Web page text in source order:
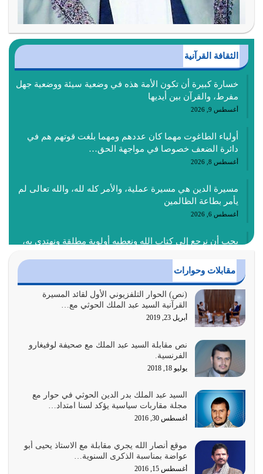
الثقافة القرآنية
خسارة كبيرة أن تكون الأمة هذه في وضعية سيئة ووضعية جهل
مفرط، والقرآن بين أيديها
أغسطس 9, 2026
أولياء الطاغوت مهما كان عددهم ومهما بلغت قوتهم هم في
دائرة الضعف خصوصا في مواجهة الحق…
أغسطس 8, 2026
مسيرة الدين هي مسيرة عملية، والأمر كله لله، والله تعالى لم
يأمر بطاعة الظالمين
أغسطس 6, 2026
يجب أن نرجع إلى كتاب الله ونعطيه أولوية مطلقة ونهتدي به،
أغسطس 4, 2026
عندما لم تؤخذ منهجية تعليم الناس من خلال القرآن الكريم
حصل ضياع للأمة وضياع للأجيال
أغسطس 3, 2026
الغاية من الصلاة هو ذكر الله (أقم الصلاة لذكري) إضافة إلى
{وَأَعِدُّوا لَهُمْ مَا…
أغسطس 2, 2026
السبب الرئيسي لشقاء الأمة الابتعاد عن كتاب الله والتعدي
لحدود الله بالإضافات للدين
أغسطس 1, 2026
أبرز أسباب الشقاء هو الإعراض عن ذكر الله وعن هدى الله
المتمثل في القرآن الكريم
مقابلات وحوارات
(نص) الحوار التلفزيوني الأول لقائد المسيرة
القرآنية السيد عبد الملك الحوثي مع…
أبريل 23, 2019
نص مقابلة السيد عبد الملك مع صحيفة لوفيغارو
الفرنسية.
يوليو 18, 2018
السيد عبد الملك بدر الدين الحوثي في حوار مع
مجلة مقاربات سياسية يؤكد لسنا امتداد…
أغسطس 30, 2016
موقع أنصار الله يجري مقابلة مع الاستاذ يحيى أبو
عواضة بمناسبة الذكرى السنوية…
أغسطس 15, 2016